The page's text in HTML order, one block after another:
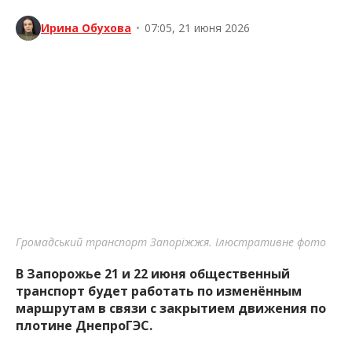
Ирина Обухова • 07:05, 21 июня 2026
Громадський транспорт Запоріжжя. Ілюстративне фото
В Запорожье 21 и 22 июня общественный
транспорт будет работать по изменённым
маршрутам в связи с закрытием движения по
плотине ДнепроГЭС.